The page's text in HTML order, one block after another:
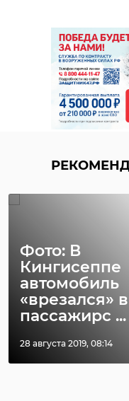
Фото: В
Кингисеппе
автомобиль
«врезался» в
пассажирс ...
28 августа 2019, 08:14